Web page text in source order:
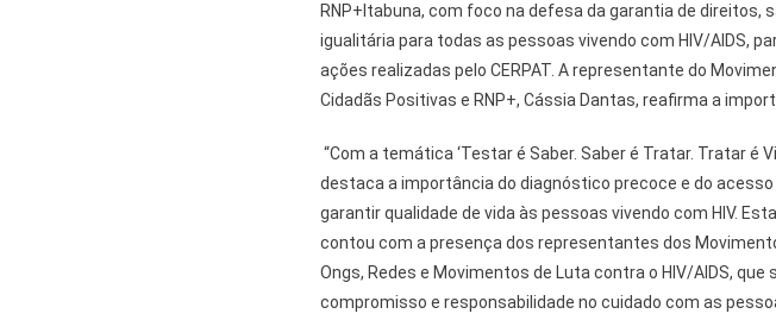
RNP+Itabuna, com foco na defesa da garantia de direitos,
igualitária para todas as pessoas vivendo com HIV/AIDS,
ações realizadas pelo CERPAT. A representante do
Cidadãs Positivas e RNP+, Cássia Dantas, reafirma a
“Com a temática ‘Testar é Saber. Saber é Tratar. Tratar é
destaca a importância do diagnóstico precoce e do
garantir qualidade de vida às pessoas vivendo com HIV.
contou com a presença dos representantes dos
Ongs, Redes e Movimentos de Luta contra o HIV/AIDS, que
compromisso e responsabilidade no cuidado com as